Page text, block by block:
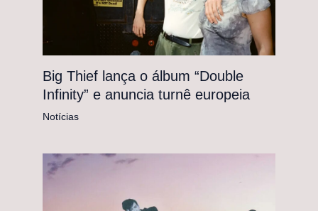
Big Thief lança o álbum “Double
Infinity” e anuncia turnê europeia
Notícias